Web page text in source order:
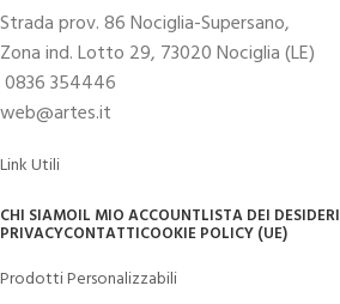
Strada prov. 86 Nociglia-Supersano,
Zona ind. Lotto 29, 73020 Nociglia (LE)
0836 354446
web@artes.it
Link Utili
CHI SIAMOIL MIO ACCOUNTLISTA DEI DESIDERI
PRIVACYCONTATTICOOKIE POLICY (UE)
Prodotti Personalizzabili